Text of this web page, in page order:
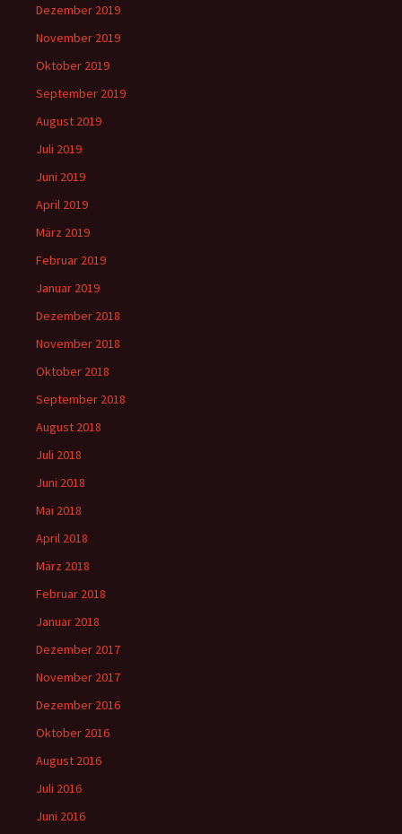
Dezember 2019
November 2019
Oktober 2019
September 2019
August 2019
Juli 2019
Juni 2019
April 2019
März 2019
Februar 2019
Januar 2019
Dezember 2018
November 2018
Oktober 2018
September 2018
August 2018
Juli 2018
Juni 2018
Mai 2018
April 2018
März 2018
Februar 2018
Januar 2018
Dezember 2017
November 2017
Dezember 2016
Oktober 2016
August 2016
Juli 2016
Juni 2016